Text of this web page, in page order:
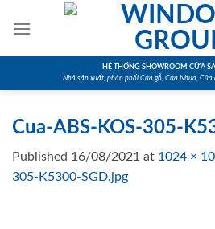
HỆ THỐNG SHOWROOM CỬA
Nhà sản xuất, phân phối Cửa gỗ, Cửa Nhựa, Cửa
Cua-ABS-KOS-305-
Published 16/08/2021 at 1024 ×
305-K5300-SGD.jpg